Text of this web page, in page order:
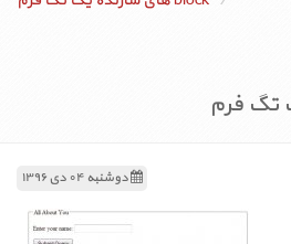
دوشنبه ۰۴ دی ۱۳۹۶